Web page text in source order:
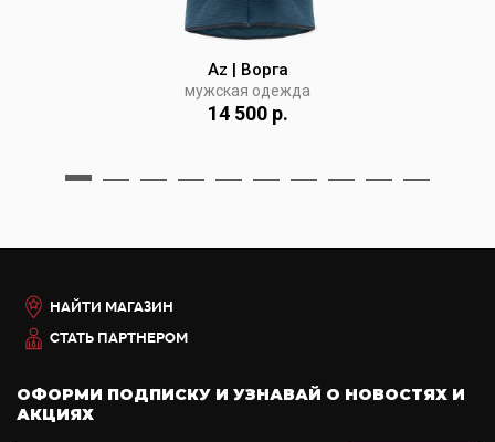
Az | Ворга
мужская одежда
14 500 р.
НАЙТИ МАГАЗИН
СТАТЬ ПАРТНЕРОМ
ОФОРМИ ПОДПИСКУ И УЗНАВАЙ О НОВОСТЯХ И
АКЦИЯХ